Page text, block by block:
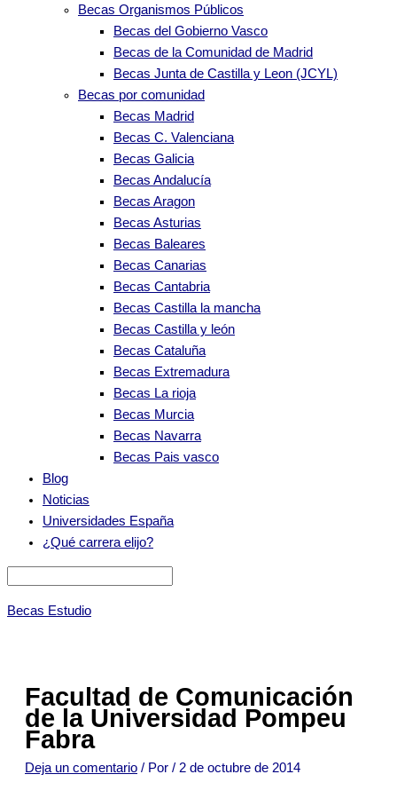
Becas Organismos Públicos
Becas del Gobierno Vasco
Becas de la Comunidad de Madrid
Becas Junta de Castilla y Leon (JCYL)
Becas por comunidad
Becas Madrid
Becas C. Valenciana
Becas Galicia
Becas Andalucía
Becas Aragon
Becas Asturias
Becas Baleares
Becas Canarias
Becas Cantabria
Becas Castilla la mancha
Becas Castilla y león
Becas Cataluña
Becas Extremadura
Becas La rioja
Becas Murcia
Becas Navarra
Becas Pais vasco
Blog
Noticias
Universidades España
¿Qué carrera elijo?
Becas Estudio
Facultad de Comunicación
de la Universidad Pompeu
Fabra
Deja un comentario / Por / 2 de octubre de 2014